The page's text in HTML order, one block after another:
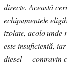
directe. Această
echipamentele
izolate, acolo unde
este insuficientă,
diesel — contravin